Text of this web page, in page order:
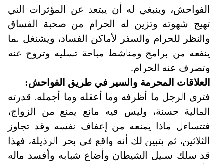
الفواحش، وينبغي له أن يبتعد عن المؤثرات التي
تهيج شهوته وتزين له الحرام من صحبة الفساق
والنظر للحرام والسفر لأماكن الفساد، ويشتغل بما
ينفعه من برامج ومناشط مباحة تسليه وتروح عنه
وتصرف عنه الحرام.
العلاقات المحرمة والسير في طريق الفواحش:
فترى الرجل ما أظرفه وما أعقله وما أجمله، قدرته
المالية حسنة، وليس فيه مانع يمنع من الزواج،
فتتساءل ماذا يمنعه من إعفاف نفسه وقد تجاوز
الثلاثين، ثم يتبين لك أنه واقع في بحر الرذيلة، فهذا
قد سلك سبيل الشيطان وأضاع شبابه وأفسد ماله